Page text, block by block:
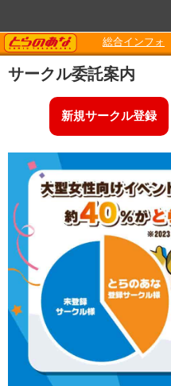
TORANOANA
総合インフォ
サークル委託案内
新規サークル登録